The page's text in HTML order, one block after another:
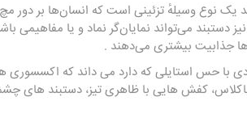
یک نوع وسیلهٔ تزئینی است که انسان‌ها بر دور
نیز دستبند می‌تواند نمایان‌گر نماد و یا
جذابیت بیشتری می‌دهند .
با حس استایلی که دارد می ‌داند که اکسسوری‌
کفش هایی با ظاهری تیز، دستبند های